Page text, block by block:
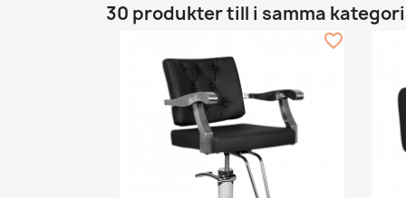
30 produkter till i samma kategori
favorite_border